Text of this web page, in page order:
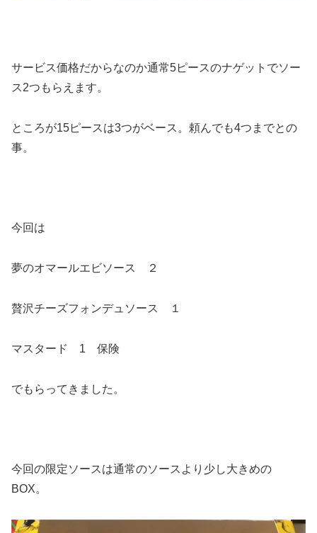
サービス価格だからなのか通常5ピースのナゲットでソー
ス2つもらえます。
ところが15ピースは3つがベース。頼んでも4つまでとの
事。
今回は
夢のオマールエビソース ２
贅沢チーズフォンデュソース １
マスタード 1 保険
でもらってきました。
今回の限定ソースは通常のソースより少し大きめの
BOX。